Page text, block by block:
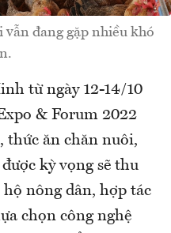
đang gặp nhiều khó
từ ngày 12-14/10
& Forum 2022
thức ăn chăn nuôi,
kỳ vọng sẽ thu
nông dân, hợp tác
chọn công nghệ